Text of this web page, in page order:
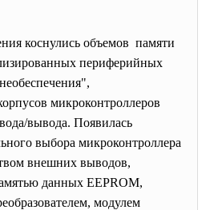
коснулись объемов памяти
периферийных
микроконтроллеров
вывода. Появилась
выбора микроконтроллера
внешних выводов,
данных EEPROM,
модулем